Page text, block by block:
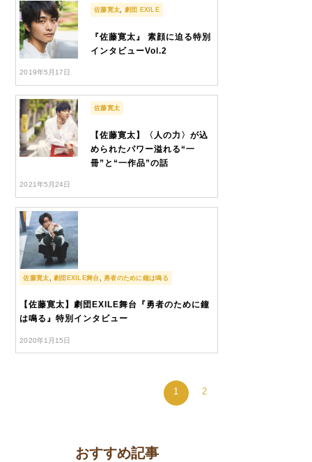
佐藤寛太 劇団 EXILE
『佐藤寛太』 素顔に迫る特別
インタビューVol.2
2019年5月17日
佐藤寛太
【佐藤寛太】〈人の力〉が込
められたパワー溢れる“一
冊”と“一作品”の話
2021年5月24日
佐藤寛太 劇団EXILE舞台 勇者のために鐘は鳴る
【佐藤寛太】劇団EXILE舞台『勇者のために鐘
は鳴る』特別インタビュー
2020年1月15日
1 2
おすすめ記事